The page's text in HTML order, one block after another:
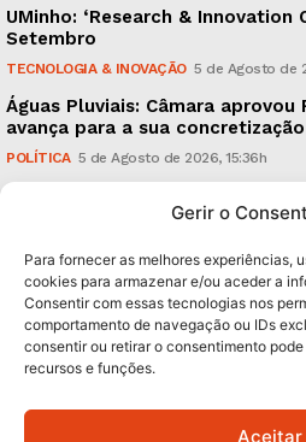
Gerir o
Para fornecer as melhores experiências,
cookies para armazenar e/ou aceder a
Consentir com essas tecnologias nos
comportamento de navegação ou IDs
consentir ou retirar o consentimento
recursos e funções.
Aceitar
UMinho: ‘Research & Innovation
Setembro
TECNOLOGIA & INOVAÇÃO 5 de Agosto de
Águas Pluviais: Câmara
avança para a sua concretização
POLÍTICA 5 de Agosto de 2026, 15:36h
Subscreva Newsletter: